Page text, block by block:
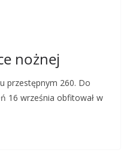
nożnej
przestępnym 260. Do
16 września obfitował w